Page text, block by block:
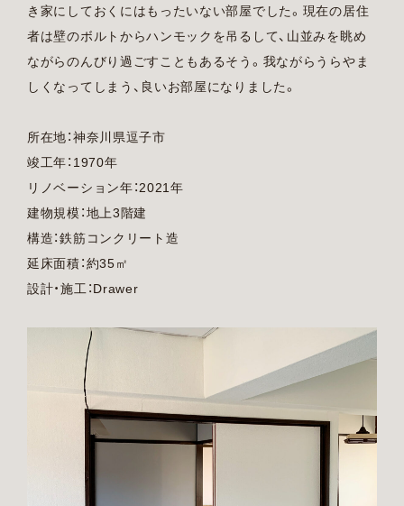
き家にしておくにはもったいない部屋でした。現在の居住
者は壁のボルトからハンモックを吊るして、山並みを眺め
ながらのんびり過ごすこともあるそう。我ながらうらやま
しくなってしまう、良いお部屋になりました。
所在地：神奈川県逗子市
竣工年：1970年
リノベーション年：2021年
建物規模：地上3階建
構造：鉄筋コンクリート造
延床面積：約35㎡
設計・施工：Drawer